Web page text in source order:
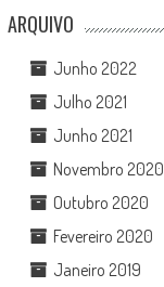
ARQUIVO
Junho 2022
Julho 2021
Junho 2021
Novembro 2020
Outubro 2020
Fevereiro 2020
Janeiro 2019